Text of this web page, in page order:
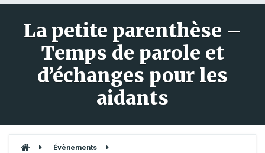
La petite parenthèse –
Temps de parole et
d’échanges pour les
aidants
Évènements